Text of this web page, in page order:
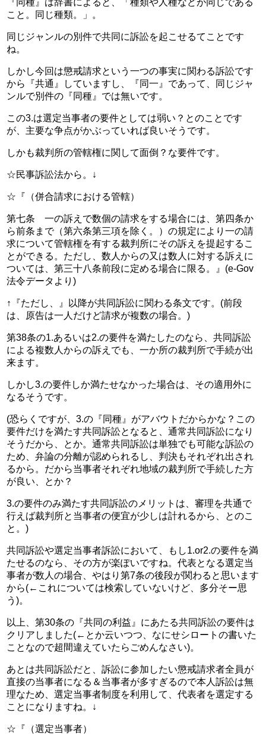
『同種』は辞書によると、「種類や人種などが同じである
こと。同じ種類。」。
同じジャンルの別件で共同に訴訟を起こせるてことです
ね。
しかし今回は懲戒請求という一つの事実に関わる訴訟です
から『共通』していますし、『同一』であって、同じジャ
ンルで別件の『同種』では無いです。
この3.は選定当事者の要件としては弱い？とのことです
が、主要な争点がかぶっていれば良いそうです。
しかも裁判所の管轄権に関して面倒？な要件です。
☆民事訴訟法から。↓
☆『（併合請求における管轄）
第七条　一の訴えで数個の請求をする場合には、第四条か
ら前条まで（第六条第三項を除く。）の規定により一の請
求について管轄権を有する裁判所にその訴えを提起するこ
とができる。ただし、数人からの又は数人に対する訴えに
ついては、第三十八条前段に定める場合に限る。』(e-Gov
法令データより)
↑『ただし、』以降が共同訴訟に関わる条文です。(前段
は、原告は一人だけど請求が複数の場合。)
第38条の1.あるいは2.の要件を満たしたのなら、共同訴訟
による複数人からの訴えでも、一か所の裁判所で手続が出
来ます。
しかし3.の要件しか満たせなかった場合は、その適用外に
なるそうです。
(恐らくですが、3.の『同種』がアバウトだからかな？この
要件だけを満たす共同訴訟となると、通常共同訴訟になり
そうだから、とか。通常共同訴訟は単独でも可能な訴訟の
ため、弁論の分離が認められるし、判決もそれぞれ出され
るから。だから当事者それぞれ地域の裁判所で手続した方
が良い、とか？
3.の要件のみ満たす共同訴訟のメリットは、審理を共通で
行えば裁判所と当事者の便宜が少しは計れるから、とのこ
と。)
共同訴訟や選定当事者訴訟において、もし1.or2.の要件を満
たせるのなら、その方が楽ぽいですね。代表となる選定当
事者が数人の場合、やはり第7条の後段が関わると思います
から(←これについては検索していないけど、多分そー思
う)。
以上、第30条の『共同の利益』にあたる共同訴訟の要件は
クリアしました(←とか云いつつ、なにせシロートの書いた
ことなので超間違えていたらごめんなさい)。
あとは共同訴訟だと、訴訟に参加したい懲戒請求者全員が
直接の当事者になる＆当事者が多すぎるので本人訴訟は無
理なため、選定当事者制度を利用して、代表者を選定する
ことになりますね。↓
☆『（選定当事者）